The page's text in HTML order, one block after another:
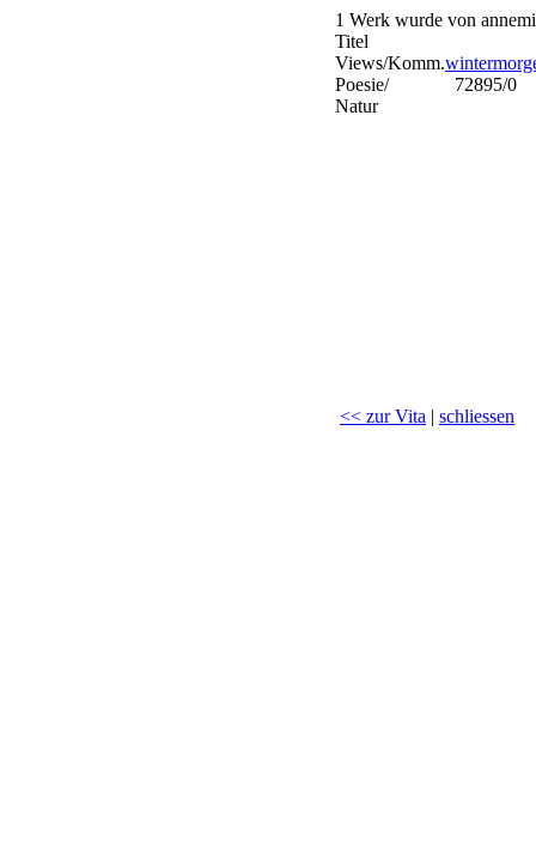
1 Werk wurde von
Titel
Views/Komm.
Poesie/
Natur
72895/0
<< zur Vita | schliessen